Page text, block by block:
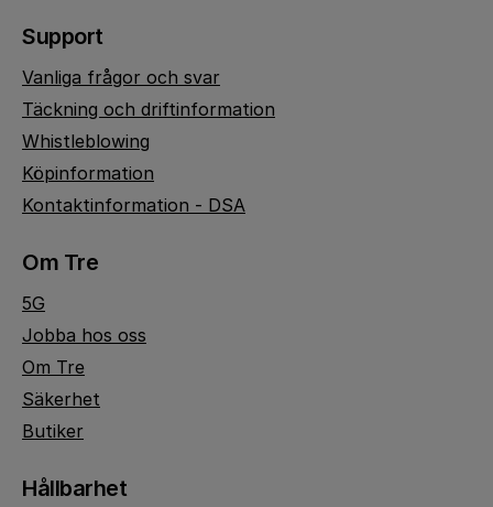
Support
Vanliga frågor och svar
Täckning och driftinformation
Whistleblowing
Köpinformation
Kontaktinformation - DSA
Om Tre
5G
Jobba hos oss
Om Tre
Säkerhet
Butiker
Hållbarhet